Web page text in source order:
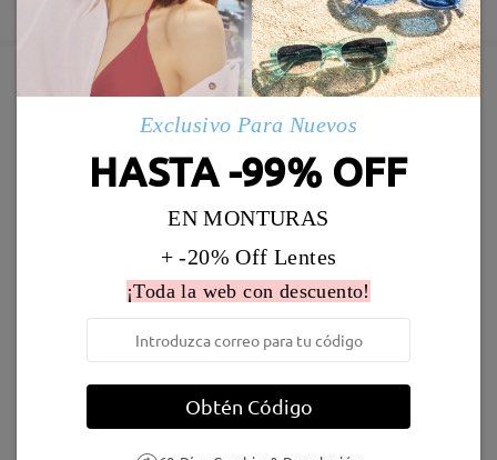
5-7 días laborales detalles
Enviado
5-7 días laborales
detalles
Marcos Similares
AC49995 24,95 € F907 17,00 €
Exclusivo Para Nuevos
HASTA -99% OFF
EN MONTURAS
+ -20% Off Lentes
¡Toda la web con descuento!
Obtén Código